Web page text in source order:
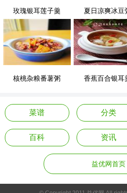
玫瑰银耳莲子羹 夏日凉爽冰豆
核桃杂粮番薯粥 香蕉百合银耳
菜谱 分类
百科 资讯
益优网首页